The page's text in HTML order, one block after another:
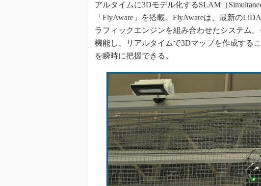
アルタイムに3Dモデル化するSLAM（
「FlyAware」を搭載。FlyAwareは、最新の
ラフィックエンジンを組み合わせたシステム
機能し、リアルタイムで3Dマップを作成する
を瞬時に把握できる。